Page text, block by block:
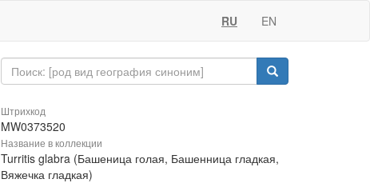
RU EN
Штрихкод
MW0373520
Название в коллекции
Turritis glabra (Башеница голая, Башенница гладкая,
Вяжечка гладкая)